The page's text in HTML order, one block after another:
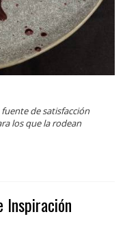
fuente de satisfacción
los que la rodean
Inspiración